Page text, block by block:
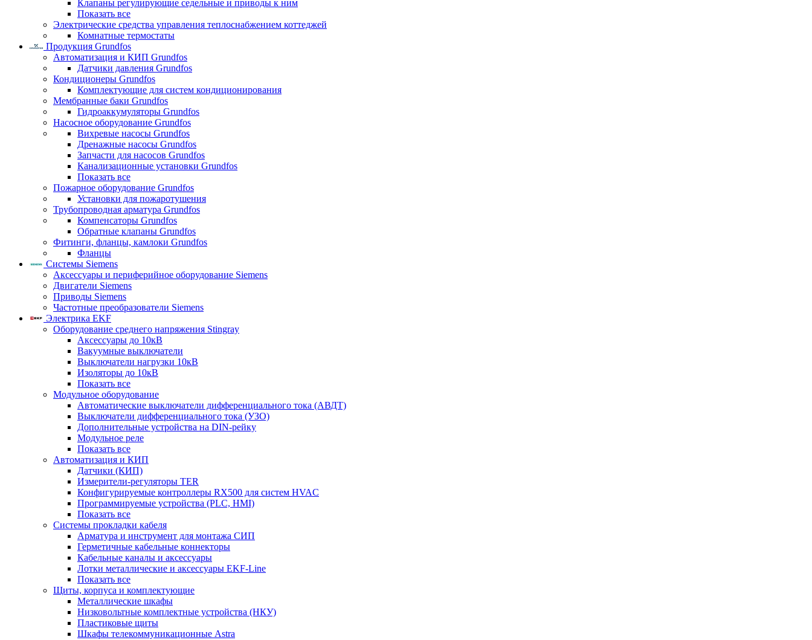
Клапаны регулирующие седельные и приводы к ним
Показать все
Электрические средства управления теплоснабжением коттеджей
Комнатные термостаты
Продукция Grundfos
Автоматизация и КИП Grundfos
Датчики давления Grundfos
Кондиционеры Grundfos
Комплектующие для систем кондиционирования
Мембранные баки Grundfos
Гидроаккумуляторы Grundfos
Насосное оборудование Grundfos
Вихревые насосы Grundfos
Дренажные насосы Grundfos
Запчасти для насосов Grundfos
Канализационные установки Grundfos
Показать все
Пожарное оборудование Grundfos
Установки для пожаротушения
Трубопроводная арматура Grundfos
Компенсаторы Grundfos
Обратные клапаны Grundfos
Фитинги, фланцы, камлоки Grundfos
Фланцы
Системы Siemens
Аксессуары и периферийное оборудование Siemens
Двигатели Siemens
Приводы Siemens
Частотные преобразователи Siemens
Электрика EKF
Оборудование среднего напряжения Stingray
Аксессуары до 10кВ
Вакуумные выключатели
Выключатели нагрузки 10кВ
Изоляторы до 10кВ
Показать все
Модульное оборудование
Автоматические выключатели дифференциального тока (АВДТ)
Выключатели дифференциального тока (УЗО)
Дополнительные устройства на DIN-рейку
Модульное реле
Показать все
Автоматизация и КИП
Датчики (КИП)
Измерители-регуляторы TER
Конфигурируемые контроллеры RX500 для систем HVAC
Программируемые устройства (PLC, HMI)
Показать все
Системы прокладки кабеля
Арматура и инструмент для монтажа СИП
Герметичные кабельные коннекторы
Кабельные каналы и аксессуары
Лотки металлические и аксессуары EKF-Line
Показать все
Щиты, корпуса и комплектующие
Металлические шкафы
Низковольтные комплектные устройства (НКУ)
Пластиковые щиты
Шкафы телекоммуникационные Astra